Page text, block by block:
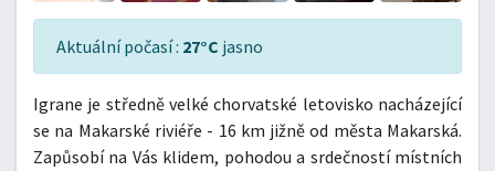
Aktuální počasí : 27°C jasno
Igrane je středně velké chorvatské letovisko nacházející
se na Makarské riviéře - 16 km jižně od města Makarská.
Zapůsobí na Vás klidem, pohodou a srdečností místních